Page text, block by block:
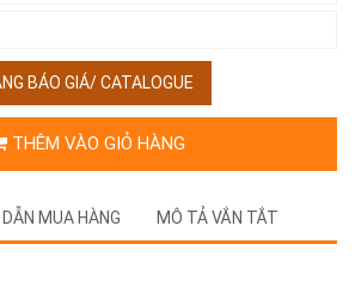
BÁO GIÁ/ CATALOGUE
THÊM VÀO GIỎ HÀNG
DẪN MUA HÀNG MÔ TẢ VẮN TẮT